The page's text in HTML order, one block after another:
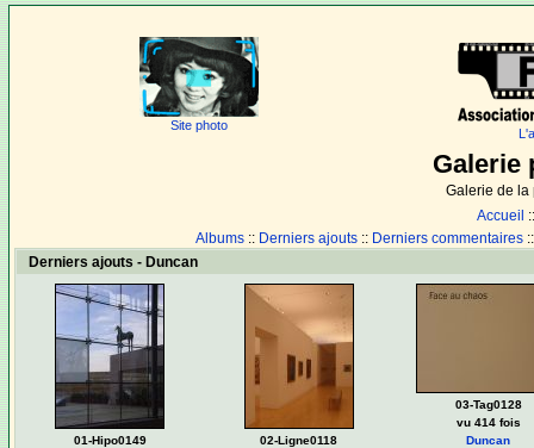
Site photo
Galerie
Galerie de la
Accueil
Albums :: Derniers ajouts :: Derniers commentaires
Derniers ajouts - Duncan
01-Hipo0149
02-Ligne0118
03-Tag0128
vu 414 fois
Duncan